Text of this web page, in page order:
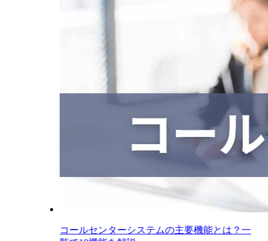
コールセンターシステムの主要機能とは？一